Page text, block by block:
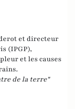
et directeur
(IPGP),
et les causes
de la terre"